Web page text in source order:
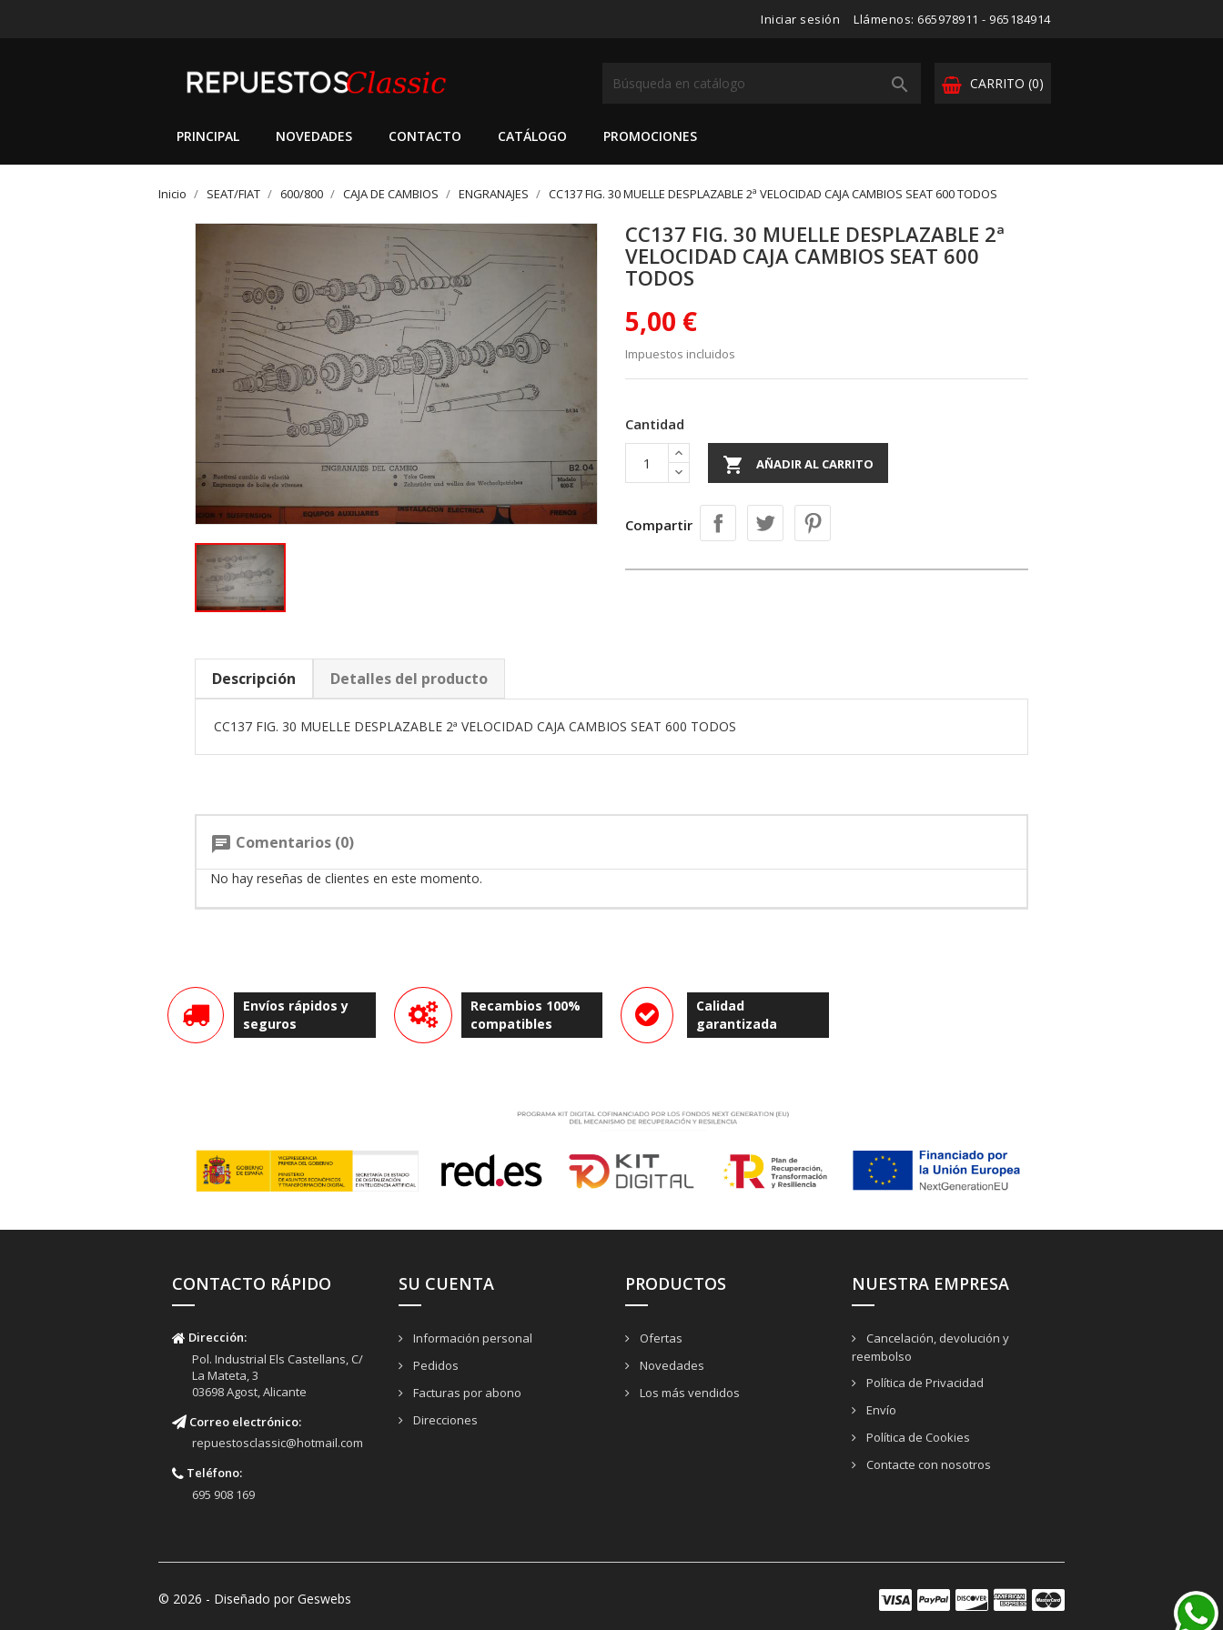
Iniciar sesión Llámenos: 665978911 - 965184914
CARRITO (0)

PRINCIPAL NOVEDADES CONTACTO CATÁLOGO PROMOCIONES
Inicio SEAT/FIAT 600/800 CAJA DE CAMBIOS ENGRANAJES CC137 FIG. 30 MUELLE DESPLAZABLE 2ª VELOCIDAD CAJA CAMBIOS SEAT 600 TODOS
CC137 FIG. 30 MUELLE DESPLAZABLE 2ª
VELOCIDAD CAJA CAMBIOS SEAT 600
TODOS
5,00 €
Impuestos incluidos
Cantidad
 AÑADIR AL CARRITO
Compartir
Descripción Detalles del producto
CC137 FIG. 30 MUELLE DESPLAZABLE 2ª VELOCIDAD CAJA CAMBIOS SEAT 600 TODOS
chat Comentarios (0)
No hay reseñas de clientes en este momento.
Envíos rápidos y
seguros
Recambios 100%
compatibles
Calidad
garantizada
CONTACTO RÁPIDO
Dirección:
Pol. Industrial Els Castellans, C/
La Mateta, 3
03698 Agost, Alicante
Correo electrónico:
repuestosclassic@hotmail.com
Teléfono:
695 908 169
SU CUENTA
Información personal
Pedidos
Facturas por abono
Direcciones
PRODUCTOS
Ofertas
Novedades
Los más vendidos
NUESTRA EMPRESA
Cancelación, devolución y
reembolso
Política de Privacidad
Envío
Política de Cookies
Contacte con nosotros
© 2026 - Diseñado por Geswebs